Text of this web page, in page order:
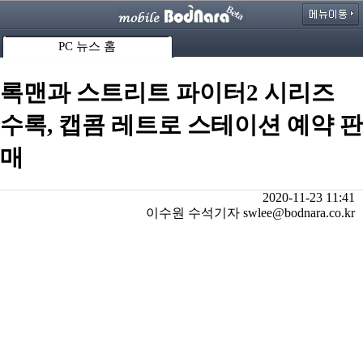
PC 뉴스 홈
록맨과 스트리트 파이터2 시리즈
수록, 캡콤 레트로 스테이션 예약 판
매
2020-11-23 11:41
이수원 수석기자 swlee@bodnara.co.kr